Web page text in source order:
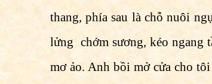
thang, phía sau là chỗ nuôi
lửng chớm sương, kéo ngang
mơ ảo. Anh bồi mở cửa cho